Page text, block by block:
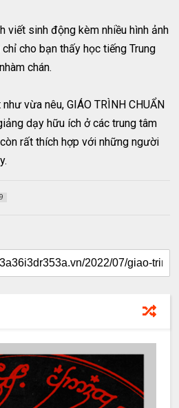
viết sinh động kèm nhiều hình ảnh
cho bạn thấy học tiếng Trung
chán.
vừa nêu, GIÁO TRÌNH CHUẨN
dạy hữu ích ở các trung tâm
rất thích hợp với những người